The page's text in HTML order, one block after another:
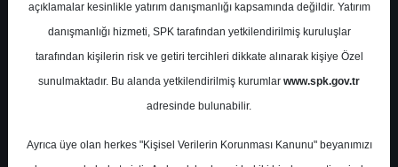
TATGD- TAT GIDA SANAYİ A.Ş.
Hedef Fiyat 14.30 ₺
Getiri
%-19.35
2 1
açıklamalar kesinlikle yatırım danışmanlığı kapsamında değildir. Yatırım
danışmanlığı hizmeti, SPK tarafından yetkilendirilmiş kuruluşlar
tarafından kişilerin risk ve getiri tercihleri dikkate alınarak kişiye Özel
sunulmaktadır. Bu alanda yetkilendirilmiş kurumlar www.spk.gov.tr
adresinde bulunabilir.
Ayrıca üye olan herkes "Kişisel Verilerin Korunması Kanunu" beyanımızı